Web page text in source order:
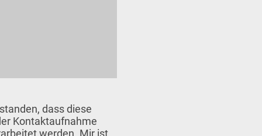
dass diese
Kontaktaufnahme
werden. Mir ist